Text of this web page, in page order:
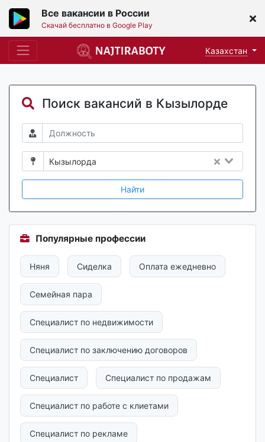
Все вакансии в России
Скачай бесплатно в Google Play
Казахстан
Поиск вакансий в Кызылорде
Кызылорда
Найти
Популярные профессии
Няня Сиделка Оплата ежедневно
Семейная пара
Специалист по недвижимости
Специалист по заключению договоров
Специалист Специалист по продажам
Специалист по работе с клиетами
Специалист по рекламе